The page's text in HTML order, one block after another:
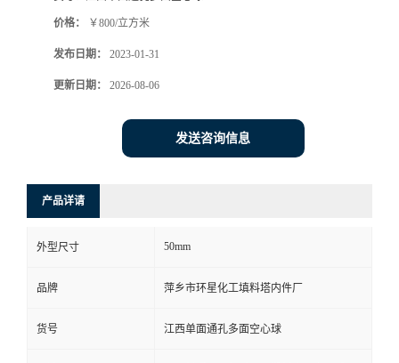
价格： ￥800/立方米
发布日期： 2023-01-31
更新日期： 2026-08-06
发送咨询信息
产品详请
外型尺寸 50mm
品牌 萍乡市环星化工填料塔内件厂
货号 江西单面通孔多面空心球